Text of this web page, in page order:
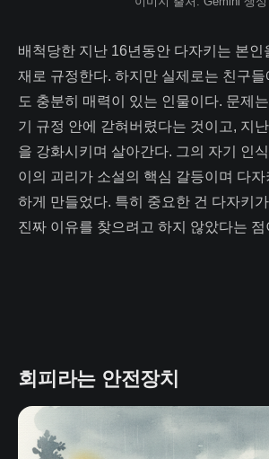
배척당한 지난 16년동안 다자키는 본인
재로 규정한다. 하지만 실제로는 친구들
도 충분히 매력이 있는 인물이다. 문제
기 규정 안에 갇혀버렸다는 것이고, 지
을 강화시키며 살아간다. 그의 자기 인
이의 괴리가 소설의 핵심 갈등이며 다
하게 만들었다. 특히 중요한 건 다자키
진짜 이유를 찾으려고 하지 않았다는 점
회피라는 안전장치